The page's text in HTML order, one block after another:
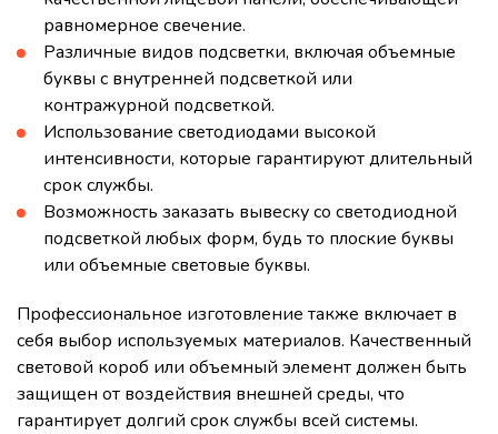
равномерное свечение.
Различные видов подсветки, включая объемные
буквы с внутренней подсветкой или
контражурной подсветкой.
Использование светодиодами высокой
интенсивности, которые гарантируют длительный
срок службы.
Возможность заказать вывеску со светодиодной
подсветкой любых форм, будь то плоские буквы
или объемные световые буквы.
Профессиональное изготовление также включает в
себя выбор используемых материалов. Качественный
световой короб или объемный элемент должен быть
защищен от воздействия внешней среды, что
гарантирует долгий срок службы всей системы.